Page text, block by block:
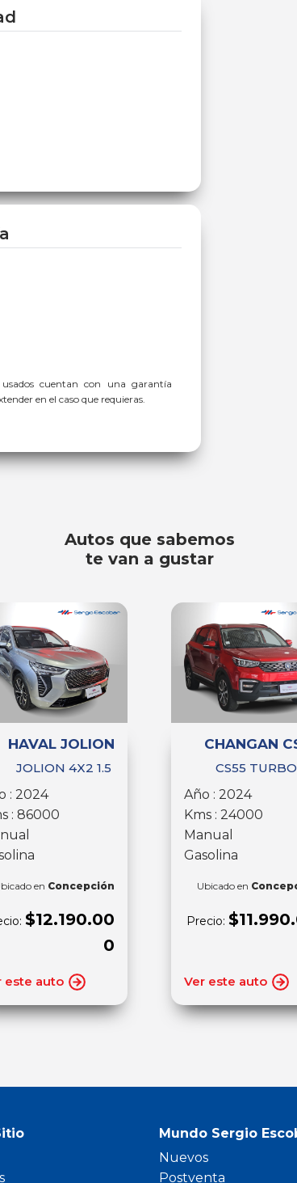
cuentan con una garantía
en el caso que requieras.
Autos que sabemos
te van a gustar
HAVAL JOLION
JOLION 4X2 1.5
: 2024
: 86000
en Concepción
$12.190.00
0
este auto
CHANGAN
CS55 TURBO
Año : 2024
Kms : 24000
Manual
Gasolina
Ubicado en
Precio:
Ver este auto
Mundo Sergio
Nuevos
Postventa